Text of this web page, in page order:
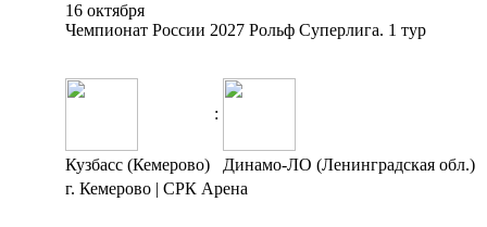
16 октября
Чемпионат России 2027 Рольф Суперлига. 1 тур
:
Кузбасс (Кемерово)
Динамо-ЛО (Ленинградская обл.)
г. Кемерово | СРК Арена